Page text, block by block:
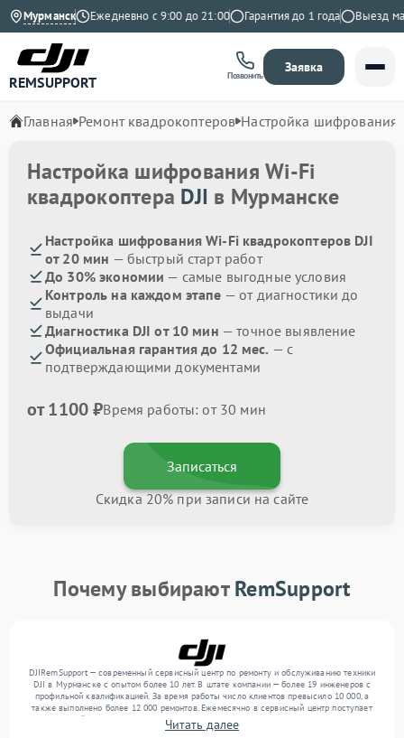
Мурманск
на Яндекс Ежедневно с 9:00 до 21:00 Гарантия до 1 года Выезд
REMSUPPORT Позвонить
Заявка
Главная Ремонт квадрокоптеров Настройка шифрования
Настройка шифрования Wi-Fi
квадрокоптера DJI в Мурманске
Настройка шифрования Wi-Fi квадрокоптеров DJI
от 20 мин — быстрый старт работ
До 30% экономии — самые выгодные условия
Контроль на каждом этапе — от диагностики до
выдачи
Диагностика DJI от 10 мин — точное выявление
Официальная гарантия до 12 мес. — с
подтверждающими документами
от 1100 ₽Время работы: от 30 мин
Записаться
Скидка 20% при записи на сайте
Почему выбираютRemSupport
DJIRemSupport — современный сервисный центр по ремонту и обслуживанию техники
DJI в Мурманске с опытом более 10 лет. В штате компании — более 19 инженеров с
профильной квалификацией. За время работы число клиентов превысило 10 000, а
также выполнено более 12 000 ремонтов. Ежемесячно в сервисный центр поступает
от 300 устройств, включая , , . Мы выполняем ремонт различного уровня сложности и
гарантируем высокое качество обслуживания благодаря опыту команды.
Читать далее